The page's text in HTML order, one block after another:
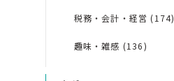
税務・会計・経営 (174)
趣味・雑感 (136)